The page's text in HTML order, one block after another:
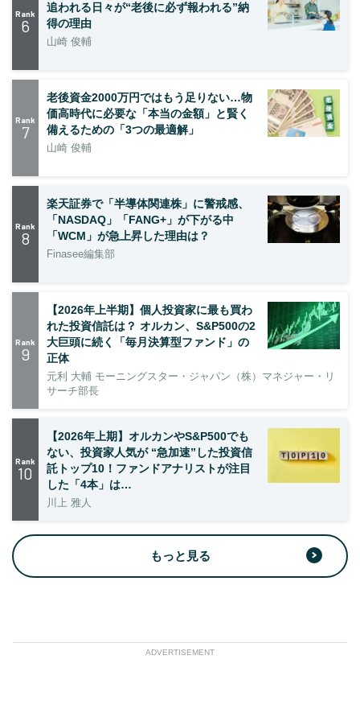
Rank
6
追われる日々が“老後に必ず報われる”納
得の理由
山崎 俊輔
Rank
7
老後資金2000万円ではもう足りない…物
価高時代に必要な「本当の金額」と賢く
備えるための「3つの最適解」
山崎 俊輔
Rank
8
楽天証券で「半導体関連株」に警戒感、
「NASDAQ」「FANG+」が下がる中
「WCM」が急上昇した理由は？
Finasee編集部
Rank
9
【2026年上半期】個人投資家に最も買わ
れた投資信託は？ オルカン、S&P500の2
大巨頭に続く「毎月決算型ファンド」の
正体
元利 大輔 モーニングスター・ジャパン（株）マネジャー・リ
サーチ部長
Rank
10
【2026年上期】オルカンやS&P500でも
ない、投資家人気が “急加速”した投資信
託トップ10！ファンドアナリストが注目
した「4本」は…
川上 雅人
もっと見る
ADVERTISEMENT